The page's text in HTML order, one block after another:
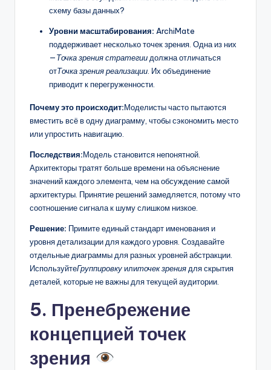
схему базы данных?
Уровни масштабирования: ArchiMate
поддерживает несколько точек зрения. Одна из них
—Точка зрения стратегии должна отличаться
отТочка зрения реализации . Их объединение
приводит к перегруженности.
Почему это происходит:Моделисты часто пытаются
вместить всё в одну диаграмму, чтобы сэкономить место
или упростить навигацию.
Последствия:Модель становится непонятной.
Архитекторы тратят больше времени на объяснение
значений каждого элемента, чем на обсуждение самой
архитектуры. Принятие решений замедляется, потому что
соотношение сигнала к шуму слишком низкое.
Решение: Примите единый стандарт именования и
уровня детализации для каждого уровня. Создавайте
отдельные диаграммы для разных уровней абстракции.
ИспользуйтеГруппировкуилиточек зрения для скрытия
деталей, которые не важны для текущей аудитории.
5. Пренебрежение
концепцией точек
зрения